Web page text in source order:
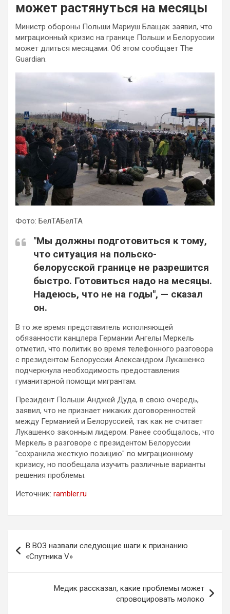
может растянуться на месяцы
Министр обороны Польши Мариуш Блащак заявил, что
миграционный кризис на границе Польши и Белоруссии
может длиться месяцами. Об этом сообщает The
Guardian.
Фото: БелТАБелТА
"Мы должны подготовиться к тому,
что ситуация на польско-
белорусской границе не разрешится
быстро. Готовиться надо на месяцы.
Надеюсь, что не на годы", — сказал
он.
В то же время представитель исполняющей
обязанности канцлера Германии Ангелы Меркель
отметил, что политик во время телефонного разговора
с президентом Белоруссии Александром Лукашенко
подчеркнула необходимость предоставления
гуманитарной помощи мигрантам.
Президент Польши Анджей Дуда, в свою очередь,
заявил, что не признает никаких договоренностей
между Германией и Белоруссией, так как не считает
Лукашенко законным лидером. Ранее сообщалось, что
Меркель в разговоре с президентом Белоруссии
"сохранила жесткую позицию" по миграционному
кризису, но пообещала изучить различные варианты
решения проблемы.
Источник: rambler.ru
по
записям
В ВОЗ назвали следующие шаги к признанию
«Спутника V»
Медик рассказал, какие проблемы может
спровоцировать молоко